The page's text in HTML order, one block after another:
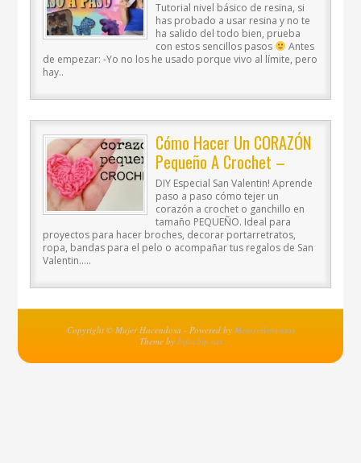
Tutorial nivel básico de resina, si
has probado a usar resina y no te
ha salido del todo bien, prueba
con estos sencillos pasos
Antes
de empezar: -Yo no los he usado porque vivo al límite, pero
hay..
Cómo Hacer Un CORAZÓN
Pequeño A Crochet –
Paso A Paso
DIY Especial San Valentin! Aprende
paso a paso cómo tejer un
corazón a crochet o ganchillo en
tamaño PEQUEÑO. Ideal para
proyectos para hacer broches, decorar portarretratos,
ropa, bandas para el pelo o acompañar tus regalos de San
Valentin…..
Copyright © Mujer Hacendosa - Powered by MejoresInventos
Theme by Infochip.net